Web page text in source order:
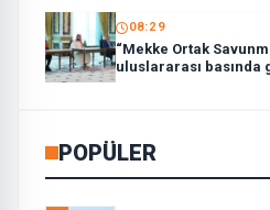
08:29
“Mekke Ortak
uluslararası basında
POPÜLER